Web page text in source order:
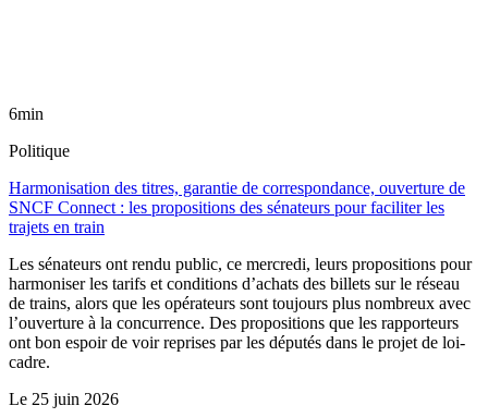
6min
Politique
Harmonisation des titres, garantie de correspondance, ouverture de
SNCF Connect : les propositions des sénateurs pour faciliter les
trajets en train
Les sénateurs ont rendu public, ce mercredi, leurs propositions pour
harmoniser les tarifs et conditions d’achats des billets sur le réseau
de trains, alors que les opérateurs sont toujours plus nombreux avec
l’ouverture à la concurrence. Des propositions que les rapporteurs
ont bon espoir de voir reprises par les députés dans le projet de loi-
cadre.
Le 25 juin 2026